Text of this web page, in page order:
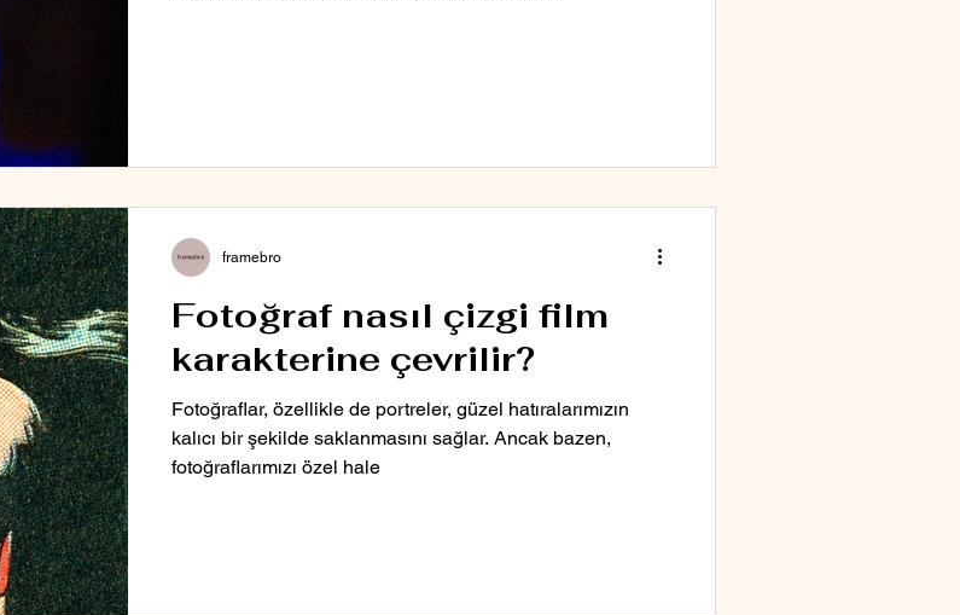
Fotoğraf nasıl çizgi film
karakterine çevrilir?
Fotoğraflar, özellikle de portreler, güzel hatıralarımızın
kalıcı bir şekilde saklanmasını sağlar. Ancak bazen,
fotoğraflarımızı özel hale
framebro